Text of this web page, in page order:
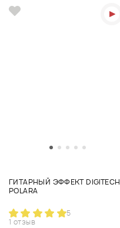
ГИТАРНЫЙ ЭФФЕКТ DIGITECH
POLARA
5
1 отзыв